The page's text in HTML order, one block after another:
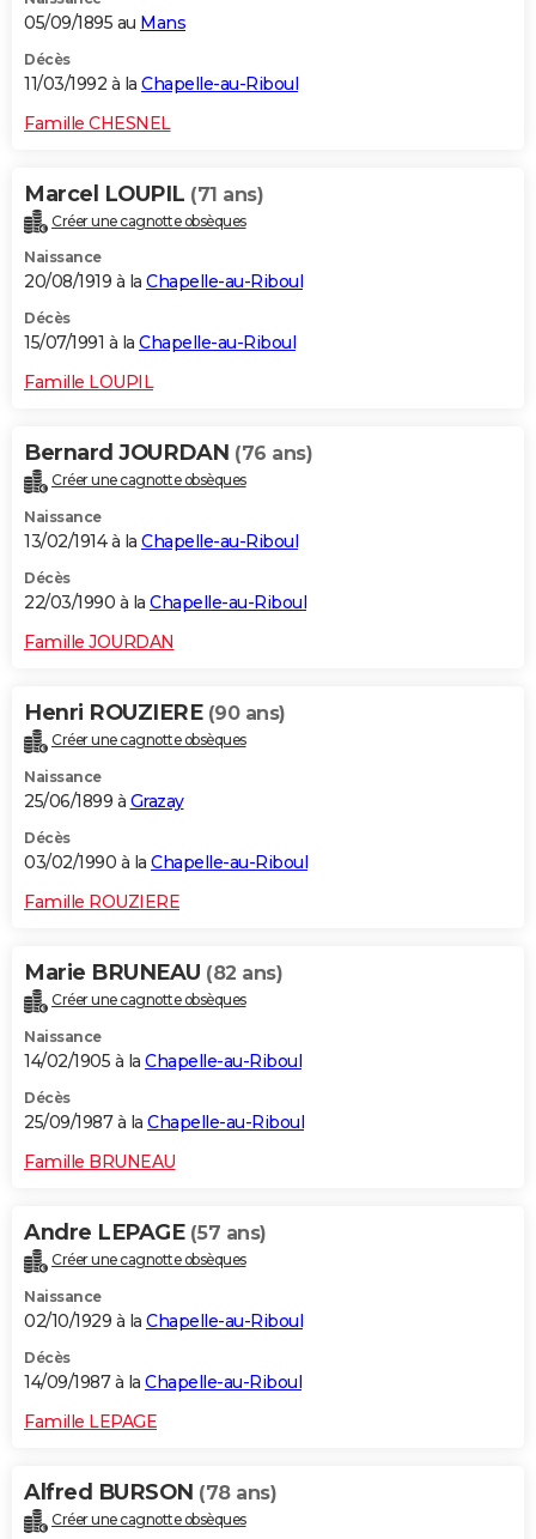
05/09/1895 au Mans
Décès
11/03/1992 à la Chapelle-au-Riboul
Famille CHESNEL
Marcel LOUPIL (71 ans)
Créer une cagnotte obsèques
Naissance
20/08/1919 à la Chapelle-au-Riboul
Décès
15/07/1991 à la Chapelle-au-Riboul
Famille LOUPIL
Bernard JOURDAN (76 ans)
Créer une cagnotte obsèques
Naissance
13/02/1914 à la Chapelle-au-Riboul
Décès
22/03/1990 à la Chapelle-au-Riboul
Famille JOURDAN
Henri ROUZIERE (90 ans)
Créer une cagnotte obsèques
Naissance
25/06/1899 à Grazay
Décès
03/02/1990 à la Chapelle-au-Riboul
Famille ROUZIERE
Marie BRUNEAU (82 ans)
Créer une cagnotte obsèques
Naissance
14/02/1905 à la Chapelle-au-Riboul
Décès
25/09/1987 à la Chapelle-au-Riboul
Famille BRUNEAU
Andre LEPAGE (57 ans)
Créer une cagnotte obsèques
Naissance
02/10/1929 à la Chapelle-au-Riboul
Décès
14/09/1987 à la Chapelle-au-Riboul
Famille LEPAGE
Alfred BURSON (78 ans)
Créer une cagnotte obsèques